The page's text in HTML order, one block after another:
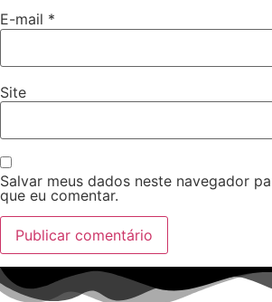
E-mail *
Site
Salvar meus dados neste navegador
que eu comentar.